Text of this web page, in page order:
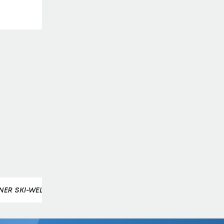
SKI-WELTCUP